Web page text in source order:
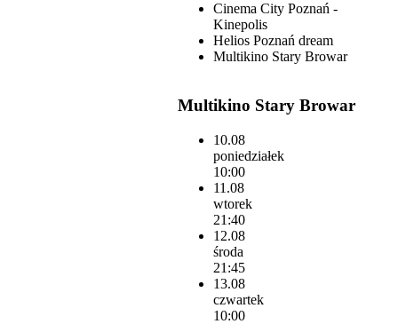
Cinema City Poznań -
Kinepolis
Helios Poznań dream
Multikino Stary Browar
Multikino Stary Browar
10.08
poniedziałek
10:00
11.08
wtorek
21:40
12.08
środa
21:45
13.08
czwartek
10:00